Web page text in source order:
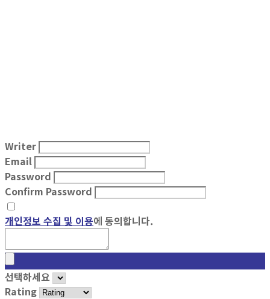
Writer
Email
Password
Confirm Password
개인정보 수집 및 이용에 동의합니다.
선택하세요
Rating